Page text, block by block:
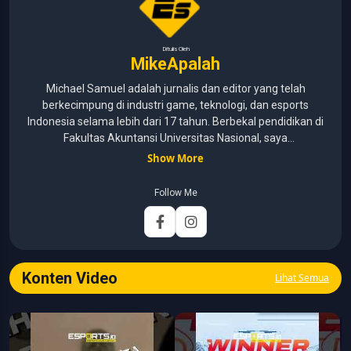
Ditulis Oleh
MikeApalah
Michael Samuel adalah jurnalis dan editor yang telah
berkecimpung di industri game, teknologi, dan esports
Indonesia selama lebih dari 17 tahun. Berbekal pendidikan di
Fakultas Akuntansi Universitas Nasional, saya
menggabungkan kemampuan analisis dengan pengalaman
pernah menangani berbagai peran, mulai dari reporter, editor,
marketing, business development, hingga Editor in Chief.
Fokus utamanya adalah menghadirkan tulisan yang
informatif, mendalam, dan mudah dipahami, khususnya
Show More
Follow Me
Konten Video Lihat Semua